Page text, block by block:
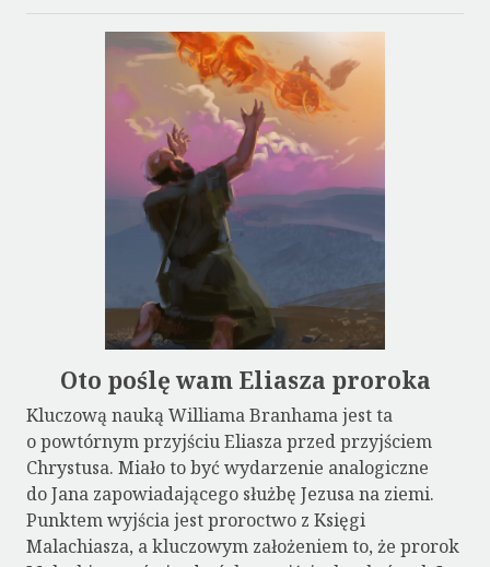
Oto poślę wam Eliasza proroka
Kluczową nauką Williama Branhama jest ta
o powtórnym przyjściu Eliasza przed przyjściem
Chrystusa. Miało to być wydarzenie analogiczne
do Jana zapowiadającego służbę Jezusa na ziemi.
Punktem wyjścia jest proroctwo z Księgi
Malachiasza, a kluczowym założeniem to, że prorok